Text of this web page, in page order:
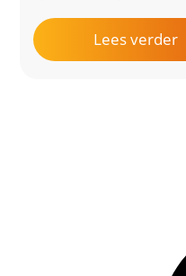
Lees verder